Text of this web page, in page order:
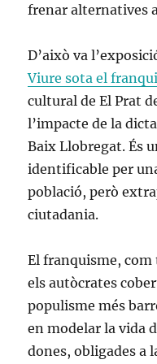
frenar alternatives
D’això va
Viure sota el
cultural de El Prat
l’impacte de la
Baix Llobregat. És
identificable per
població, però
ciutadania.
El franquisme,
els autòcrates
populisme més
en modelar la vida
dones, obligades a